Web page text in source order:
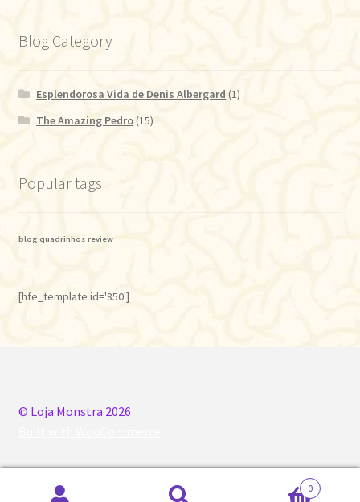
Blog Category
Esplendorosa Vida de Denis Albergard (1)
The Amazing Pedro(15)
Popular tags
blog quadrinhos review
[hfe_template id='850']
© Loja Monstra 2026
.
0